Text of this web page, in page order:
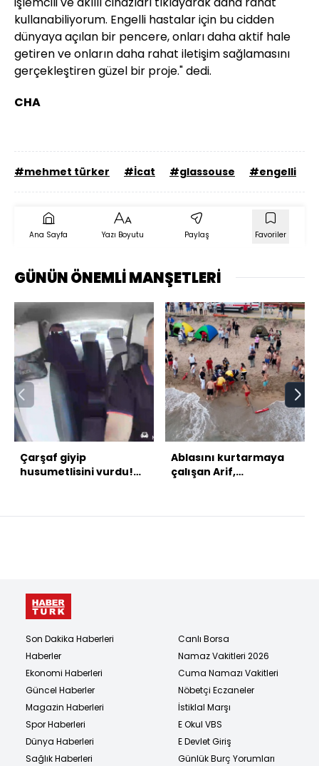
kullanabiliyorum. Engelli hastalar için bu cidden
dünyaya açılan bir pencere, onları daha aktif hale
getiren ve onların daha rahat iletişim sağlamasını
gerçekleştiren güzel bir proje." dedi.
CHA
#mehmet türker #İcat #glassouse #engelli
Ana Sayfa Yazı Boyutu Paylaş Favoriler
GÜNÜN ÖNEMLİ MANŞETLERİ
Çarşaf giyip
husumetlisini vurdu!
Ablasını kurtarmaya
çalışan Arif,
Son Dakika Haberleri
Haberler
Ekonomi Haberleri
Güncel Haberler
Magazin Haberleri
Spor Haberleri
Dünya Haberleri
Sağlık Haberleri
Canlı Borsa
Namaz Vakitleri 2026
Cuma Namazı Vakitleri
Nöbetçi Eczaneler
İstiklal Marşı
E Okul VBS
E Devlet Giriş
Günlük Burç Yorumları